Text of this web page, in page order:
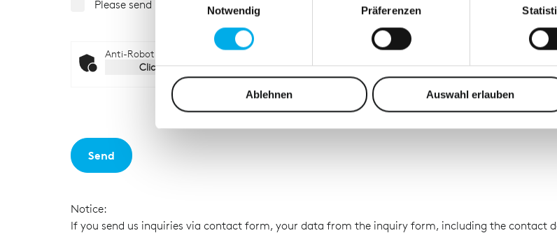
Ihr Gerät durch aktives Scannen nach bestimmten Merkmalen
Erfahren Sie mehr darüber, wie Ihre persönlichen Daten verarbeitet werden,
Einzelheitenfest.
Wir verwenden Cookies, um Inhalte und Anzeigen zu personalisieren,
und die Zugriffe auf unsere Website zu analysieren. Außerdem geben wir
Website an unsere Partner für soziale Medien, Werbung und Analysen
möglicherweise mit weiteren Daten zusammen, die Sie ihnen bereitgestellt
Notwendig
Präferenzen
Ablehnen Auswahl erlauben
Please send me the HB General Catalog via e-mail.
Anti-Robot Verification
Click to start verification
Send
Notice:
If you send us inquiries via contact form, your data from the inquiry form, including the contact